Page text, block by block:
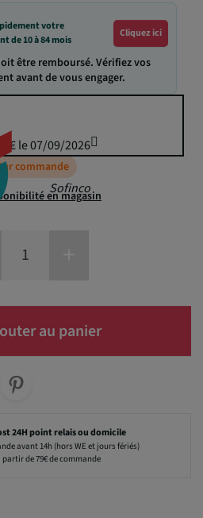
votre
de 10 à 84 mois
Cliquez ici
être remboursé. Vérifiez vos
avant de vous engager.
Sofinco
€ le 07/09/2026
commande
en magasin
au panier
24H point relais ou domicile
avant 14h (hors WE et jours fériés)
de 79€ de commande